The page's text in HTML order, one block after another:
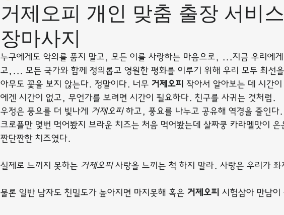
거제오피 개인 맞춤 출장 서비
장마사지
누구에게도 악의를 품지 말고, 모든 이를 사랑하는 마음으로, ...지금 우리에
고,... 모든 국가와 함께 정의롭고 영원한 평화를 이루기 위해 우리 모두 최선
아무도 꽃을 보지 않는다. 정말이다. 너무 거제오피 작아서 알아보는 데 시간
에겐 시간이 없고, 무언가를 보려면 시간이 필요하다. 친구를 사귀는 것처럼.
우정은 풍요를 더 빛나게
거제오피 하고, 풍요를 나누고 공유해 역경을 줄인다.
크로플만 몇번 먹어봤지 브라운 치즈는 처음 먹어봤는데 살짜쿵 카라멜맛이 은
짠단짠한 치즈였다.
실제로 느끼지 못하는 거제오피 사랑을 느끼는 척 하지 말라. 사랑은 우리가 좌
물론 일반 남자도 친밀도가 높아지면 마지못해 혹은 거제오피 시험삼아 만남이